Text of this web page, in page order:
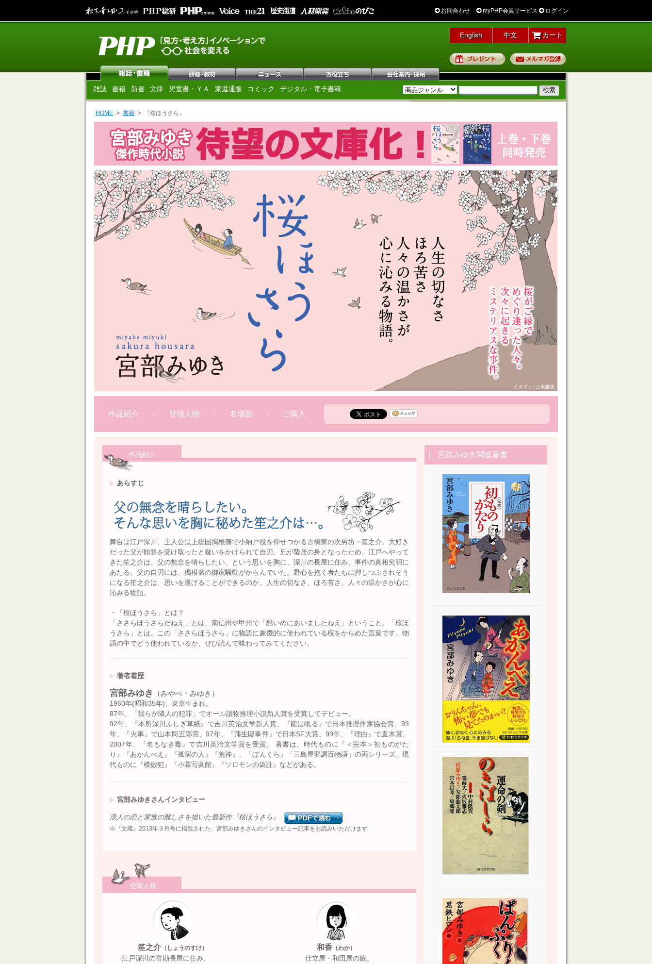
お問合わせ myPHP会員サービス ログイン
English 中文 カート
プレゼント
雑誌 書籍 新書 文庫 児童書・ＹＡ 家庭通販 コミック デジタル・電子書籍
HOME 書籍 『桜ほうさら』
作品紹介 登場人物 名場面 ご購入
作品紹介
あらすじ
舞台は江戸深川。主人公は上総国搗根藩で小納戸役を仰せつかる古橋家の次男坊・笙之介。大好き
だった父が賄賂を受け取ったと疑いをかけられて自刃。兄が蟄居の身となったため、江戸へやって
きた笙之介は、父の無念を晴らしたい、という思いを胸に、深川の長屋に住み、事件の真相究明に
あたる。父の自刃には、搗根藩の御家騒動がからんでいた。野心を抱く者たちに押しつぶされそう
になる笙之介は、思いを遂げることができるのか。人生の切なさ、ほろ苦さ、人々の温かさが心に
沁みる物語。
・「桜ほうさら」とは？
「ささらほうさらだねえ」とは、南信州や甲州で「酷いめにあいましたねえ」ということ。「桜ほ
うさら」とは、この「ささらほうさら」に物語に象徴的に使われている桜をからめた言葉です。物
語の中でどう使われているか、ぜひ読んで味わってみてください。
著者着歴
宮部みゆき （みやべ・みゆき）
1960年(昭和35年)、東京生まれ。
87年、「我らが隣人の犯罪」でオール讀物推理小説新人賞を受賞してデビュー。
92年、『本所深川ふしぎ草紙』で吉川英治文学新人賞、『龍は眠る』で日本推理作家協会賞、93
年、『火車』で山本周五郎賞、97年、『蒲生邸事件』で日本SF大賞、99年、『理由』で直木賞、
2007年、『名もなき毒』で吉川英治文学賞を受賞。 著書は、時代ものに『＜完本＞初ものがた
り』『あかんべえ』『孤宿の人』『荒神』、「ぼんくら」「三島屋変調百物語」の両シリーズ、現
代ものに『模倣犯』『小暮写眞館』『ソロモンの偽証』などがある。
宮部みゆきさんインタビュー
浪人の恋と家族の難しさを描いた最新作『桜ほうさら』
※『文蔵』2013年３月号に掲載された、宮部みゆきさんのインタビュー記事をお読みいただけます
登場人物
笙之介 （しょうのすけ）
江戸深川の富勘長屋に住み、
和香 （わか）
仕立屋・和田屋の娘。
宮部みゆき関連著書